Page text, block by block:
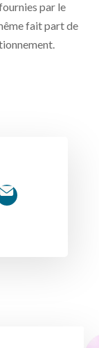
par le
fait part de